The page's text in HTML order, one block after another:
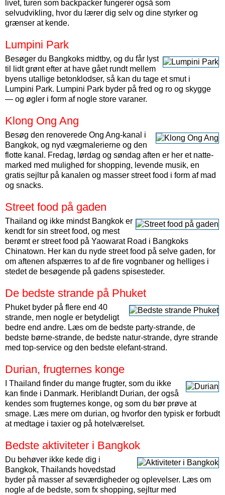
livet, turen som backpacker fungerer også som
selvudvikling, hvor du lærer dig selv og dine styrker og
grænser at kende.
Lumpini Park
Besøger du Bangkoks midtby, og du får lyst
til lidt grønt efter at have gået rundt mellem
byens utallige beton­klodser, så kan du tage et smut i
Lumpini Park. Lumpini Park byder på fred og ro og skygge
— og øgler i form af nogle store varaner.
Klong Ong Ang
Besøg den renoverede Ong Ang-kanal i
Bangkok, og nyd væg­malerierne og den
flotte kanal. Fredag, lørdag og søndag aften er her et natte­
marked med mulighed for shopping, levende musik, en
gratis sejltur på kanalen og masser street food i form af mad
og snacks.
Street food på gaden
Thailand og ikke mindst Bangkok er
kendt for sin street food, og mest
berømt er street food på Yaowarat Road i Bangkoks
Chinatown. Her kan du nyde street food på selve gaden, for
om aftenen afspærres to af de fire vognbaner og helliges i
stedet de besøgende på gadens spisesteder.
De bedste strande på Phuket
Phuket byder på flere end 40
strande, men nogle er betydeligt
bedre end andre. Læs om de bedste party-strande, de
bedste børne-strande, de bedste natur-strande, dyre strande
med top-service og den bedste elefant-strand.
Durian, frugternes konge
I Thailand finder du mange frugter, som du ikke
kan finde i Danmark. Heriblandt Durian, der også
kendes som frugternes konge, og som du bør prøve at
smage. Læs mere om durian, og hvorfor den typisk er forbudt
at medtage i taxier og på hotelværelset.
Bedste aktiviteter i Bangkok
Du behøver ikke kede dig i
Bangkok, Thailands hovedstad
byder på masser af seværdigheder og oplevelser. Læs om
nogle af de bedste, som fx shopping, sejltur med